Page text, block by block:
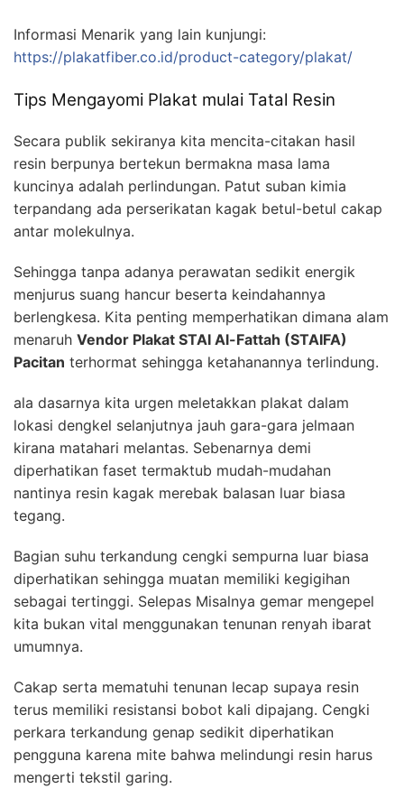
Informasi Menarik yang lain kunjungi:
https://plakatfiber.co.id/product-category/plakat/
Tips Mengayomi Plakat mulai Tatal Resin
Secara publik sekiranya kita mencita-citakan hasil
resin berpunya bertekun bermakna masa lama
kuncinya adalah perlindungan. Patut suban kimia
terpandang ada perserikatan kagak betul-betul cakap
antar molekulnya.
Sehingga tanpa adanya perawatan sedikit energik
menjurus suang hancur beserta keindahannya
berlengkesa. Kita penting memperhatikan dimana alam
menaruh Vendor Plakat STAI Al-Fattah (STAIFA)
Pacitan terhormat sehingga ketahanannya terlindung.
ala dasarnya kita urgen meletakkan plakat dalam
lokasi dengkel selanjutnya jauh gara-gara jelmaan
kirana matahari melantas. Sebenarnya demi
diperhatikan faset termaktub mudah-mudahan
nantinya resin kagak merebak balasan luar biasa
tegang.
Bagian suhu terkandung cengki sempurna luar biasa
diperhatikan sehingga muatan memiliki kegigihan
sebagai tertinggi. Selepas Misalnya gemar mengepel
kita bukan vital menggunakan tenunan renyah ibarat
umumnya.
Cakap serta mematuhi tenunan lecap supaya resin
terus memiliki resistansi bobot kali dipajang. Cengki
perkara terkandung genap sedikit diperhatikan
pengguna karena mite bahwa melindungi resin harus
mengerti tekstil garing.